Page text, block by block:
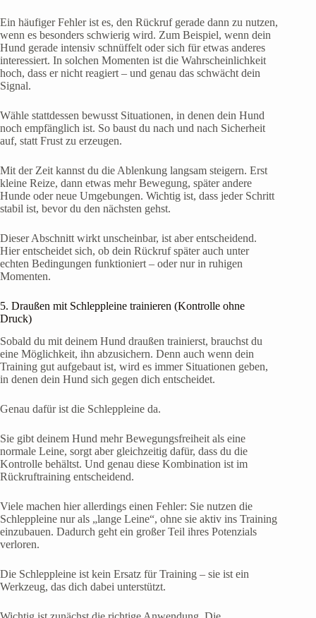
Ein häufiger Fehler ist es, den Rückruf gerade dann zu nutzen,
wenn es besonders schwierig wird. Zum Beispiel, wenn dein
Hund gerade intensiv schnüffelt oder sich für etwas anderes
interessiert. In solchen Momenten ist die Wahrscheinlichkeit
hoch, dass er nicht reagiert – und genau das schwächt dein
Signal.
Wähle stattdessen bewusst Situationen, in denen dein Hund
noch empfänglich ist. So baust du nach und nach Sicherheit
auf, statt Frust zu erzeugen.
Mit der Zeit kannst du die Ablenkung langsam steigern. Erst
kleine Reize, dann etwas mehr Bewegung, später andere
Hunde oder neue Umgebungen. Wichtig ist, dass jeder Schritt
stabil ist, bevor du den nächsten gehst.
Dieser Abschnitt wirkt unscheinbar, ist aber entscheidend.
Hier entscheidet sich, ob dein Rückruf später auch unter
echten Bedingungen funktioniert – oder nur in ruhigen
Momenten.
5. Draußen mit Schleppleine trainieren (Kontrolle ohne
Druck)
Sobald du mit deinem Hund draußen trainierst, brauchst du
eine Möglichkeit, ihn abzusichern. Denn auch wenn dein
Training gut aufgebaut ist, wird es immer Situationen geben,
in denen dein Hund sich gegen dich entscheidet.
Genau dafür ist die Schleppleine da.
Sie gibt deinem Hund mehr Bewegungsfreiheit als eine
normale Leine, sorgt aber gleichzeitig dafür, dass du die
Kontrolle behältst. Und genau diese Kombination ist im
Rückruftraining entscheidend.
Viele machen hier allerdings einen Fehler: Sie nutzen die
Schleppleine nur als „lange Leine“, ohne sie aktiv ins Training
einzubauen. Dadurch geht ein großer Teil ihres Potenzials
verloren.
Die Schleppleine ist kein Ersatz für Training – sie ist ein
Werkzeug, das dich dabei unterstützt.